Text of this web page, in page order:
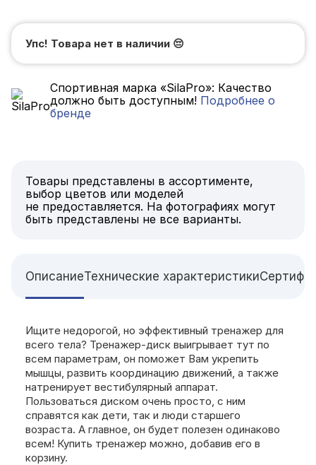
Упс! Товара нет в наличии 😔
Спортивная марка «SilaPro»: Качество
должно быть доступным! Подробнее о
бренде
Товары представлены в ассортименте,
выбор цветов или моделей
не предоставляется. На фотографиях могут
быть представлены не все варианты.
ОписаниеТехнические характеристики
Ищите недорогой, но эффективный тренажер для
всего тела? Тренажер-диск выигрывает тут по
всем параметрам, он поможет Вам укрепить
мышцы, развить координацию движений, а также
натренирует вестибулярный аппарат.
Пользоваться диском очень просто, с ним
справятся как дети, так и люди старшего
возраста. А главное, он будет полезен одинаково
всем! Купить тренажер можно, добавив его в
корзину.